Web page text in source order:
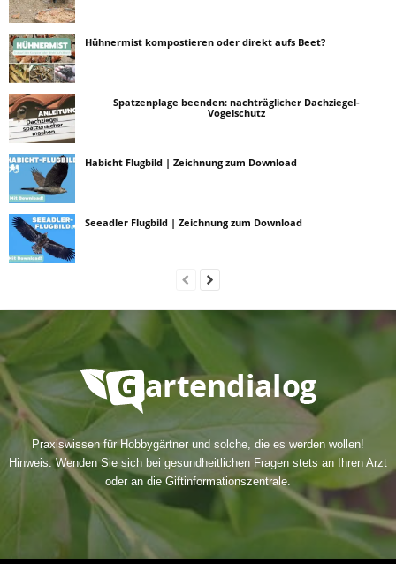
Hühnermist kompostieren oder direkt aufs Beet?
Spatzenplage beenden: nachträglicher Dachziegel-
Vogelschutz
Habicht Flugbild | Zeichnung zum Download
Seeadler Flugbild | Zeichnung zum Download
Praxiswissen für Hobbygärtner und solche, die es werden wollen!
Hinweis: Wenden Sie sich bei gesundheitlichen Fragen stets an Ihren Arzt
oder an die Giftinformationszentrale.